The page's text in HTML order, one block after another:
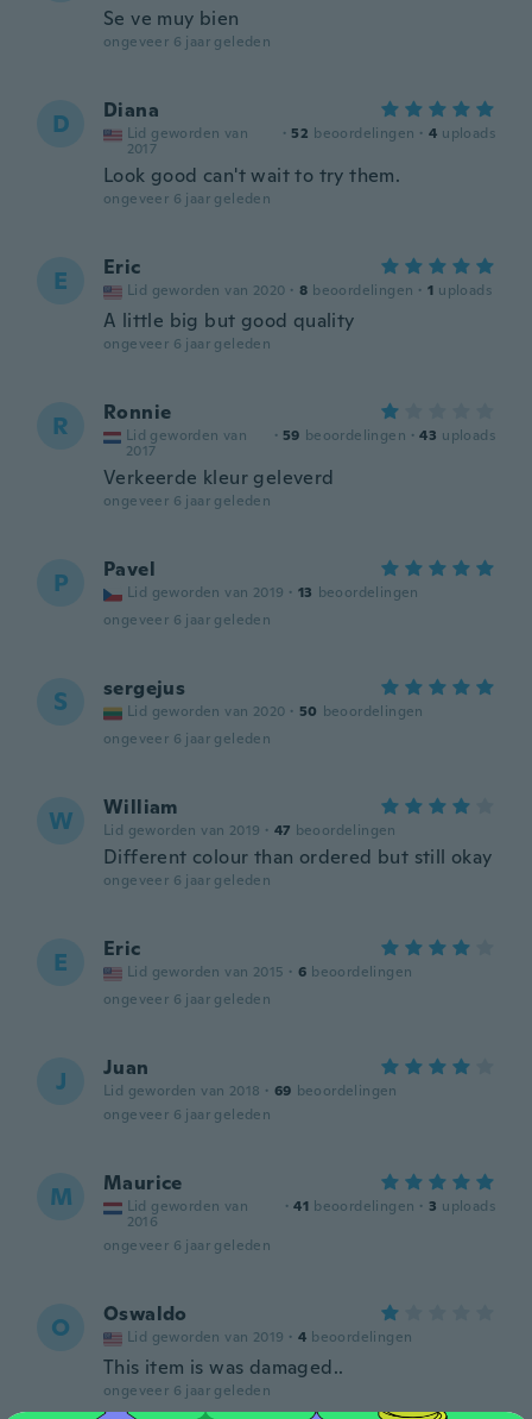
Se ve muy bien
ongeveer 6 jaar geleden
D Diana
Lid geworden van
2017
· 52 beoordelingen · 4 uploads
Look good can't wait to try them.
ongeveer 6 jaar geleden
E Eric
Lid geworden van 2020 · 8 beoordelingen · 1 uploads
A little big but good quality
ongeveer 6 jaar geleden
R Ronnie
Lid geworden van
2017
· 59 beoordelingen · 43 uploads
Verkeerde kleur geleverd
ongeveer 6 jaar geleden
P Pavel
Lid geworden van 2019 · 13 beoordelingen
ongeveer 6 jaar geleden
S sergejus
Lid geworden van 2020 · 50 beoordelingen
ongeveer 6 jaar geleden
W William
Lid geworden van 2019 · 47 beoordelingen
Different colour than ordered but still okay
ongeveer 6 jaar geleden
E Eric
Lid geworden van 2015 · 6 beoordelingen
ongeveer 6 jaar geleden
J Juan
Lid geworden van 2018 · 69 beoordelingen
ongeveer 6 jaar geleden
M Maurice
Lid geworden van
2016
· 41 beoordelingen · 3 uploads
ongeveer 6 jaar geleden
O Oswaldo
Lid geworden van 2019 · 4 beoordelingen
This item is was damaged..
ongeveer 6 jaar geleden